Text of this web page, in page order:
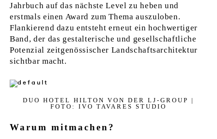
Jahrbuch auf das nächste Level zu heben und
erstmals einen Award zum Thema auszuloben.
Flankierend dazu entsteht erneut ein hochwertiger
Band, der das gestalterische und gesellschaftliche
Potenzial zeitgenössischer Landschaftsarchitektur
sichtbar macht.
DUO HO­TEL HIL­T­ON VON DER LJ-GR­OUP |
FOTO: IVO TA­VA­RES STU­DIO
Warum mitmachen?